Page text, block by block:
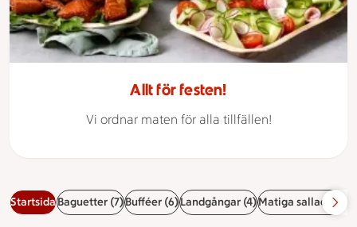
Allt för festen!
Vi ordnar maten för alla tillfällen!
StartsidaBaguetter (7)Bufféer (6)Landgångar (4)Matiga sallader (6)